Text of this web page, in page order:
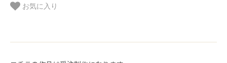
お気に入り